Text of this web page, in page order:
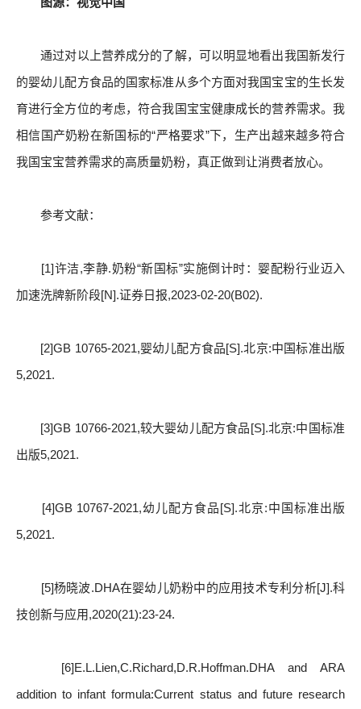
通过对以上营养成分的了解，可以明显地看出我国新发行
的婴幼儿配方食品的国家标准从多个方面对我国宝宝的生长发
育进行全方位的考虑，符合我国宝宝健康成长的营养需求。我
相信国产奶粉在新国标的“严格要求”下，生产出越来越多符合
我国宝宝营养需求的高质量奶粉，真正做到让消费者放心。
参考文献：
[1]许洁,李静.奶粉“新国标”实施倒计时：婴配粉行业迈入
加速洗牌新阶段[N].证券日报,2023-02-20(B02).
[2]GB 10765-2021,婴幼儿配方食品[S].北京:中国标准出版
5,2021.
[3]GB 10766-2021,较大婴幼儿配方食品[S].北京:中国标准
出版5,2021.
[4]GB 10767-2021,幼儿配方食品[S].北京:中国标准出版
5,2021.
[5]杨晓波.DHA在婴幼儿奶粉中的应用技术专利分析[J].科
技创新与应用,2020(21):23-24.
[6]E.L.Lien,C.Richard,D.R.Hoffman.DHA and ARA
addition to infant formula:Current status and future research